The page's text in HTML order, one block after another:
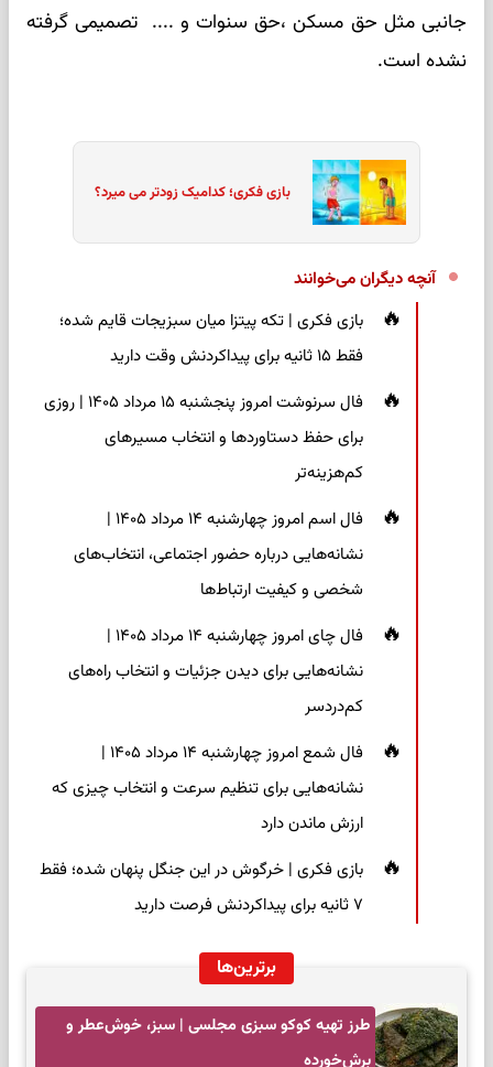
جانبی مثل حق مسکن ،حق سنوات و .... تصمیمی گرفته
نشده است.
بازی فکری؛ کدامیک زودتر می میرد؟
آنچه دیگران می‌خوانند
بازی فکری | تکه پیتزا میان سبزیجات قایم شده؛
فقط ۱۵ ثانیه برای پیداکردنش وقت دارید
فال سرنوشت امروز پنجشنبه ۱۵ مرداد ۱۴۰۵ | روزی
برای حفظ دستاوردها و انتخاب مسیرهای
کم‌هزینه‌تر
فال اسم امروز چهارشنبه ۱۴ مرداد ۱۴۰۵ |
نشانه‌هایی درباره حضور اجتماعی، انتخاب‌های
شخصی و کیفیت ارتباط‌ها
فال چای امروز چهارشنبه ۱۴ مرداد ۱۴۰۵ |
نشانه‌هایی برای دیدن جزئیات و انتخاب راه‌های
کم‌دردسر
فال شمع امروز چهارشنبه ۱۴ مرداد ۱۴۰۵ |
نشانه‌هایی برای تنظیم سرعت و انتخاب چیزی که
ارزش ماندن دارد
بازی فکری | خرگوش در این جنگل پنهان شده؛ فقط
۷ ثانیه برای پیداکردنش فرصت دارید
برترین‌ها
طرز تهیه کوکو سبزی مجلسی | سبز، خوش‌عطر و
برش‌خورده